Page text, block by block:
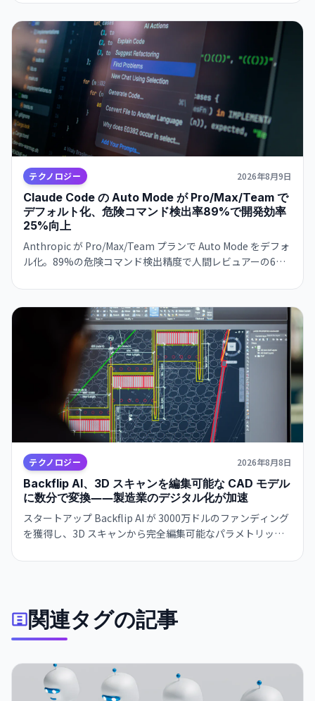
急速拡大が環境目標と深刻に矛盾する局面を示唆している。
テクノロジー 2026年8月9日
Claude Code の Auto Mode が Pro/Max/Team で
デフォルト化、危険コマンド検出率89%で開発効率
25%向上
Anthropic が Pro/Max/Team プランで Auto Mode をデフォ
ル化。89%の危険コマンド検出精度で人間レビュアーの6倍
テクノロジー 2026年8月8日
Backflip AI、3D スキャンを編集可能な CAD モデル
に数分で変換――製造業のデジタル化が加速
スタートアップ Backflip AI が 3000万ドルのファンディング
を獲得し、3D スキャンから完全編集可能なパラメトリック
Autodesk Fusion 対応で、従来は何時間もかかっていた作業
関連タグの記事